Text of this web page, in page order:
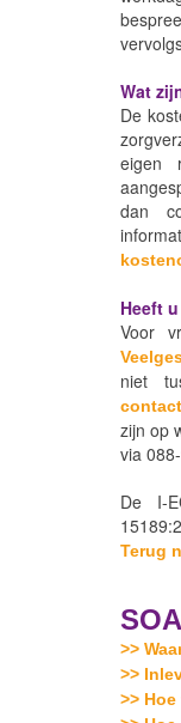
Wat
De
eigen
dan
Heeft
Voor
niet
zijn op
via
De I-
Terug
>>
>>
>>